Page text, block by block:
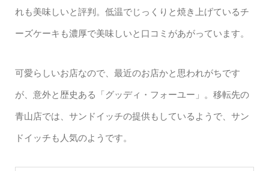
れも美味しいと評判。低温でじっくりと焼き上げているチ
ーズケーキも濃厚で美味しいと口コミがあがっています。
可愛らしいお店なので、最近のお店かと思われがちです
が、意外と歴史ある「グッディ・フォーユー」。移転先の
青山店では、サンドイッチの提供もしているようで、サン
ドイッチも人気のようです。